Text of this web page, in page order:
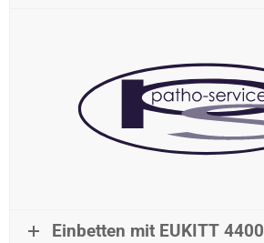
Einbetten mit EUKITT 4400